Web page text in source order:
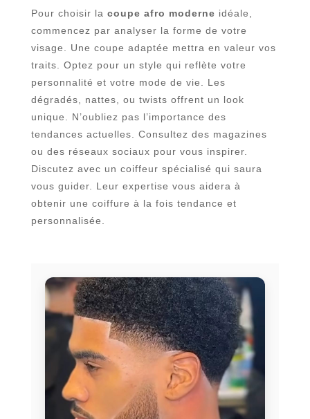
Pour choisir la coupe afro moderne idéale,
commencez par analyser la forme de votre
visage. Une coupe adaptée mettra en valeur vos
traits. Optez pour un style qui reflète votre
personnalité et votre mode de vie. Les
dégradés, nattes, ou twists offrent un look
unique. N’oubliez pas l’importance des
tendances actuelles. Consultez des magazines
ou des réseaux sociaux pour vous inspirer.
Discutez avec un coiffeur spécialisé qui saura
vous guider. Leur expertise vous aidera à
obtenir une coiffure à la fois tendance et
personnalisée.